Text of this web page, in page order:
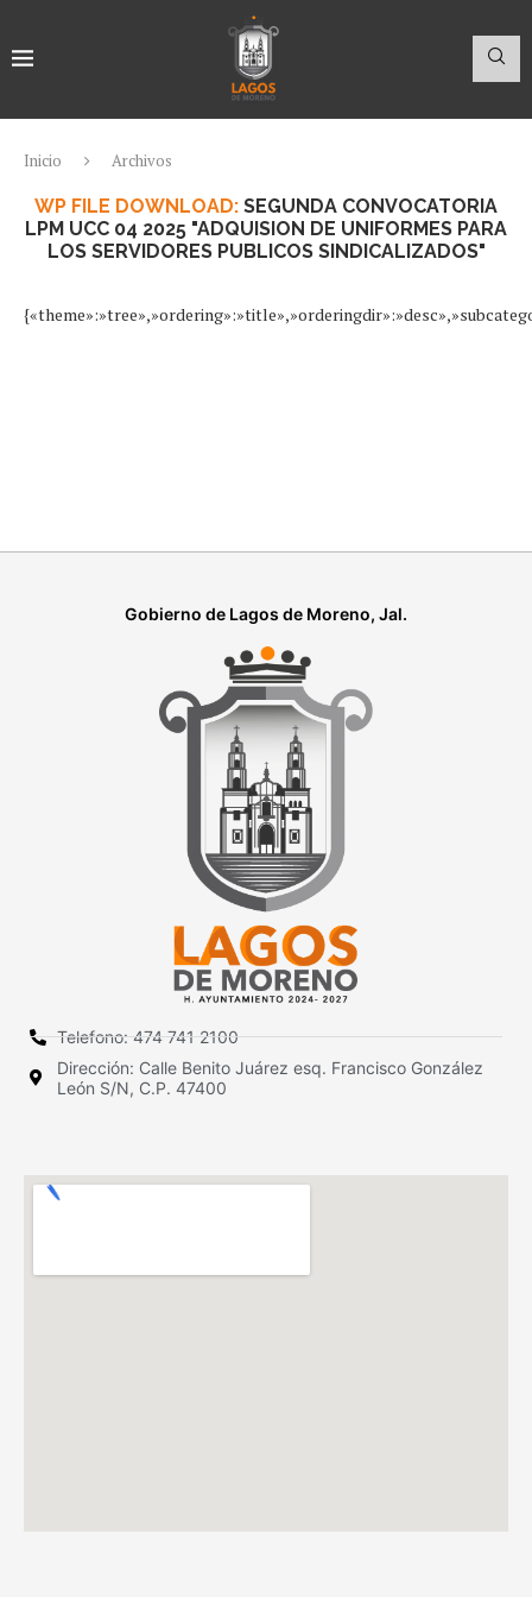
Inicio Archivos
WP FILE DOWNLOAD: SEGUNDA CONVOCATORIA
LPM UCC 04 2025 "ADQUISION DE UNIFORMES PARA
LOS SERVIDORES PUBLICOS SINDICALIZADOS"
Gobierno de Lagos de Moreno, Jal.
Telefono: 474 741 2100
Dirección: Calle Benito Juárez esq. Francisco González
León S/N, C.P. 47400